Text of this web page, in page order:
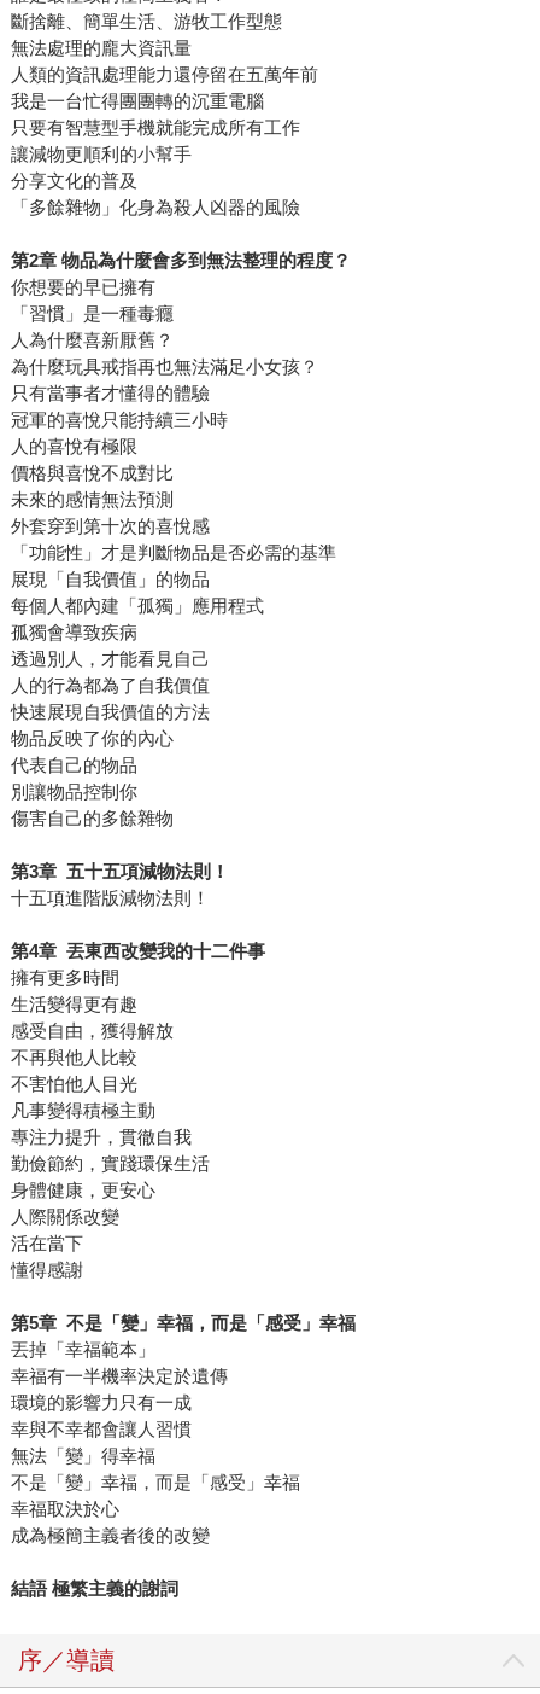
斷捨離、簡單生活、游牧工作型態
無法處理的龐大資訊量
人類的資訊處理能力還停留在五萬年前
我是一台忙得團團轉的沉重電腦
只要有智慧型手機就能完成所有工作
讓減物更順利的小幫手
分享文化的普及
「多餘雜物」化身為殺人凶器的風險
第2章 物品為什麼會多到無法整理的程度？
你想要的早已擁有
「習慣」是一種毒癮
人為什麼喜新厭舊？
為什麼玩具戒指再也無法滿足小女孩？
只有當事者才懂得的體驗
冠軍的喜悅只能持續三小時
人的喜悅有極限
價格與喜悅不成對比
未來的感情無法預測
外套穿到第十次的喜悅感
「功能性」才是判斷物品是否必需的基準
展現「自我價值」的物品
每個人都內建「孤獨」應用程式
孤獨會導致疾病
透過別人，才能看見自己
人的行為都為了自我價值
快速展現自我價值的方法
物品反映了你的內心
代表自己的物品
別讓物品控制你
傷害自己的多餘雜物
第3章 五十五項減物法則！
十五項進階版減物法則！
第4章 丟東西改變我的十二件事
擁有更多時間
生活變得更有趣
感受自由，獲得解放
不再與他人比較
不害怕他人目光
凡事變得積極主動
專注力提升，貫徹自我
勤儉節約，實踐環保生活
身體健康，更安心
人際關係改變
活在當下
懂得感謝
第5章 不是「變」幸福，而是「感受」幸福
丟掉「幸福範本」
幸福有一半機率決定於遺傳
環境的影響力只有一成
幸與不幸都會讓人習慣
無法「變」得幸福
不是「變」幸福，而是「感受」幸福
幸福取決於心
成為極簡主義者後的改變
結語 極繁主義的謝詞
序／導讀